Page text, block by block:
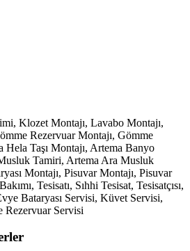
Klozet Montajı, Lavabo Montajı,
Rezervuar Montajı, Gömme
Taşı Montajı, Artema Banyo
Tamiri, Artema Ara Musluk
Montajı, Pisuvar Montajı, Pisuvar
Tesisatı, Sıhhi Tesisat, Tesisatçısı,
Bataryası Servisi, Küvet Servisi,
Rezervuar Servisi